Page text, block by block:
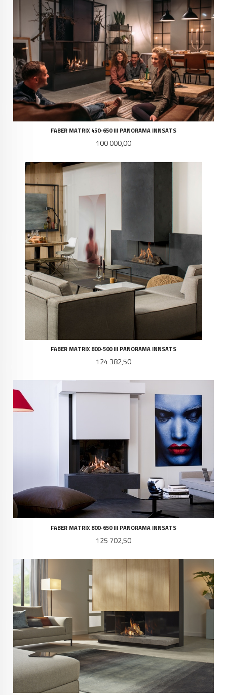
FABER MATRIX 450-650 III PANORAMA INNSATS
Pris
100 000,00
FABER MATRIX 800-500 III PANORAMA INNSATS
Pris
124 382,50
FABER MATRIX 800-650 III PANORAMA INNSATS
Pris
125 702,50